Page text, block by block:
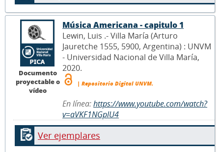
Documento
proyectable o
vídeo
Música Americana - capitulo 1
Lewin, Luis .- Villa María (Arturo
Jauretche 1555, 5900, Argentina) : UNVM
- Universidad Nacional de Villa María,
2020.
| Repositorio Digital UNVM.
En línea:https://www.youtube.com/watch?
v=aVKF1NGplU4
Ver ejemplares